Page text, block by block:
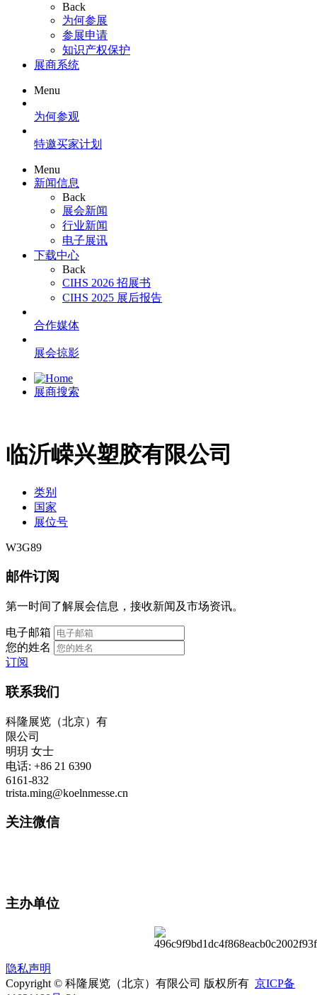
Back
为何参展
参展申请
知识产权保护
展商系统
Menu
为何参观
特邀买家计划
Menu
新闻信息
Back
展会新闻
行业新闻
电子展讯
下载中心
Back
CIHS 2026 招展书
CIHS 2025 展后报告
合作媒体
展会掠影
展商搜索
临沂嵘兴塑胶有限公司
类别
国家
展位号
W3G89
邮件订阅
第一时间了解展会信息，接收新闻及市场资讯。
电子邮箱
您的姓名
订阅
联系我们
科隆展览（北京）有
限公司
明玥 女士
电话: +86 21 6390
6161-832
trista.ming@koelnmesse.cn
关注微信
主办单位
隐私声明
Copyright © 科隆展览（北京）有限公司 版权所有 京ICP备